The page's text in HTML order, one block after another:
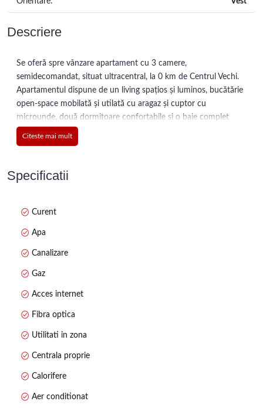
Descriere
Se oferă spre vânzare apartament cu 3 camere,
semidecomandat, situat ultracentral, la 0 km de Centrul Vechi.
Apartamentul dispune de un living spațios și luminos, bucătărie
open-space mobilată și utilată cu aragaz și cuptor cu
microunde, două dormitoare confortabile și o baie complet
utilată. De asemenea, beneficiază de un balcon generos cu
vedere spre Centrul Vechi, ideal pentru relaxare.
condiționat, oferind confort pe tot parcursul anului. Blocul este
izolat exterior, iar apartamentul este situat la etajul 3. În imobil
birouri sau cabinete, ceea ce oferă liniște și un mediu plăcut.
locuință personală, cât și pentru investiție, fiind potrivită pentru
închiriere sau amenajare spațiu de birou.
la dispoziție.
Citeste mai mult
Specificatii
Curent
Apa
Canalizare
Gaz
Acces internet
Fibra optica
Utilitati in zona
Centrala proprie
Calorifere
Aer conditionat